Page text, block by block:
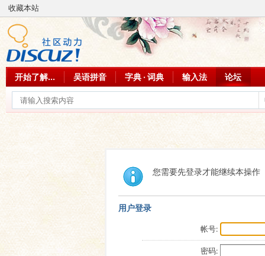
收藏本站
开始了解... 吴语拼音 字典 · 词典 输入法 论坛
您需要先登录才能继续本操作
用户登录
帐号:
密码: